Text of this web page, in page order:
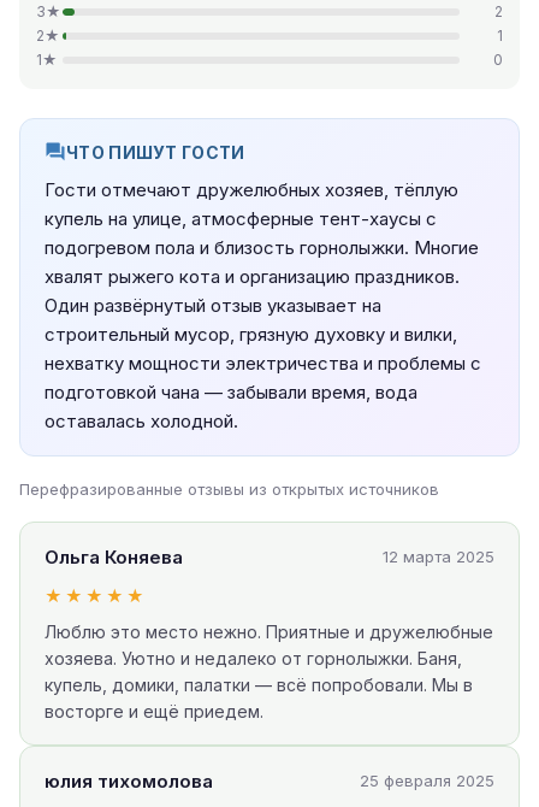
3★
2
2★
1
1★
0
ЧТО ПИШУТ ГОСТИ
Гости отмечают дружелюбных хозяев, тёплую
купель на улице, атмосферные тент-хаусы с
подогревом пола и близость горнолыжки. Многие
хвалят рыжего кота и организацию праздников.
Один развёрнутый отзыв указывает на
строительный мусор, грязную духовку и вилки,
нехватку мощности электричества и проблемы с
подготовкой чана — забывали время, вода
оставалась холодной.
Перефразированные отзывы из открытых источников
Ольга Коняева 12 марта 2025
★★★★★
Люблю это место нежно. Приятные и дружелюбные
хозяева. Уютно и недалеко от горнолыжки. Баня,
купель, домики, палатки — всё попробовали. Мы в
восторге и ещё приедем.
юлия тихомолова 25 февраля 2025